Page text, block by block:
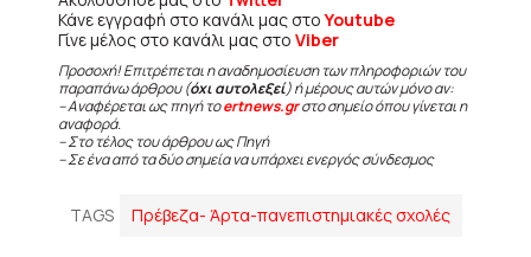
Κάνε εγγραφή στο κανάλι μας στοYoutube
Γίνε μέλος στο κανάλι μας στο Viber
Προσοχή! Επιτρέπεται η αναδημοσίευση των πληροφοριών του
παραπάνω άρθρου (όχι αυτολεξεί) ή μέρους αυτών μόνο αν:
– Αναφέρεται ως πηγή τοertnews.grστο σημείο όπου γίνεται η
αναφορά.
– Στο τέλος του άρθρου ως Πηγή
– Σε ένα από τα δύο σημεία να υπάρχει ενεργός σύνδεσμος
TAGS Πρέβεζα- Άρτα-πανεπιστημιακές σχολές